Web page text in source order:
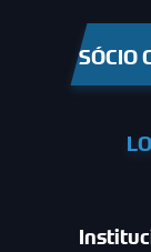
SÓCIO